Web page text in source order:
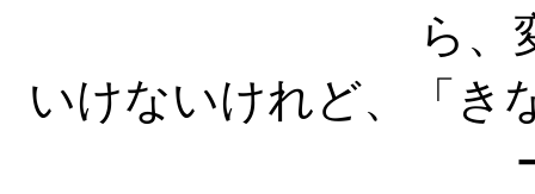
ら、
いけないけれど、「き